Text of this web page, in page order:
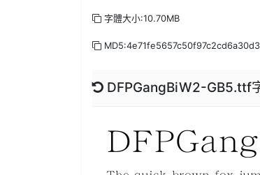
字體大小:10.70MB
DFPGangBiW2-GB5.ttf